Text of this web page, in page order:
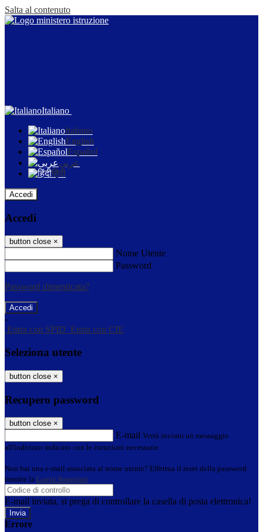
Salta al contenuto
Italiano
Italiano
English
Español
عربى
हिंदी
Accedi
Accedi
button close ×
Nome Utente
Password
Password dimenticata?
-
Entra con SPID Entra con CIE
Seleziona utente
button close ×
Recupero password
button close ×
E-mail Verrà inviato un messaggio
all'indirizzo indicato con le istruzioni necessarie.
Non hai una e-mail associata al nome utente? Effettua il reset della password
tramite la Login Spaggiari
E-mail inviata, si prega di controllare la casella di posta elettronica!
Errore